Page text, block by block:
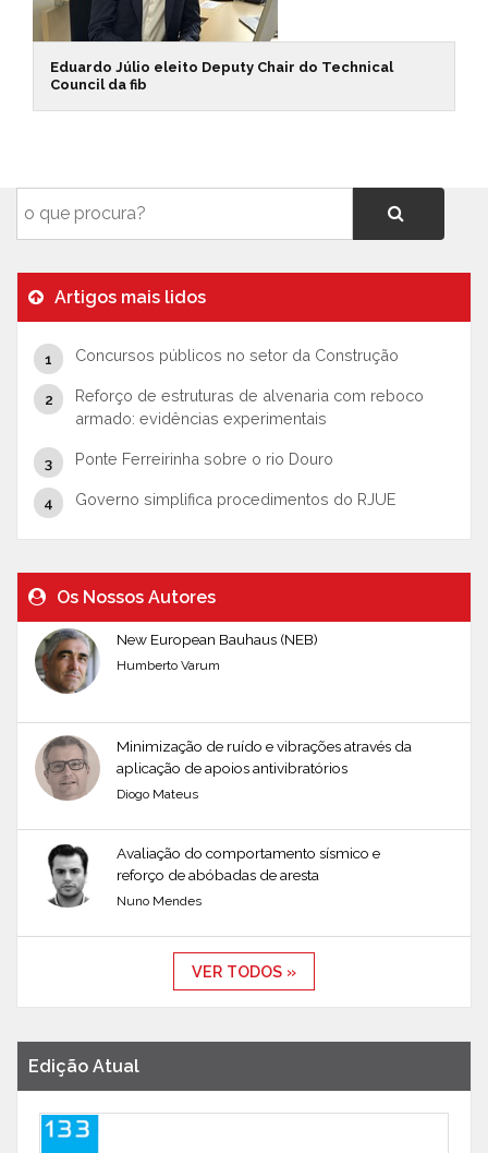
Eduardo Júlio eleito Deputy Chair do Technical
Council da fib
Artigos mais lidos
Concursos públicos no setor da Construção
Reforço de estruturas de alvenaria com reboco
armado: evidências experimentais
Ponte Ferreirinha sobre o rio Douro
Governo simplifica procedimentos do RJUE
Os Nossos Autores
New European Bauhaus (NEB)
Humberto Varum
Minimização de ruído e vibrações através da
aplicação de apoios antivibratórios
Diogo Mateus
Avaliação do comportamento sísmico e
reforço de abóbadas de aresta
Nuno Mendes
VER TODOS »
Edição Atual